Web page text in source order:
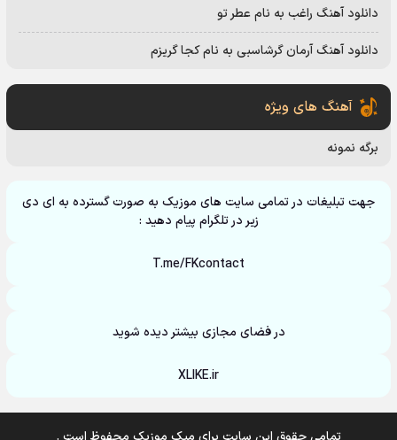
دانلود آهنگ راغب به نام عطر تو
دانلود آهنگ آرمان گرشاسبی به نام کجا گریزم
آهنگ های ویژه
برگه نمونه
جهت تبلیغات در تمامی سایت های موزیک به صورت گسترده به ای دی
زیر در تلگرام پیام دهید :
T.me/FKcontact
در فضای مجازی بیشتر دیده شوید
XLIKE.ir